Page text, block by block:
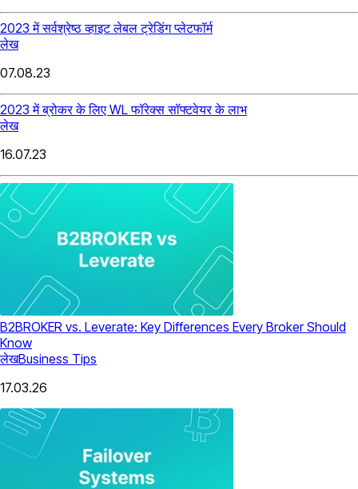
2023 में सर्वश्रेष्ठ व्हाइट लेबल ट्रेडिंग प्लेटफॉर्म
लेख
07.08.23
2023 में ब्रोकर के लिए WL फॉरेक्स सॉफ्टवेयर के लाभ
लेख
16.07.23
B2BROKER vs. Leverate: Key Differences Every Broker Should
Know
लेखBusiness Tips
17.03.26